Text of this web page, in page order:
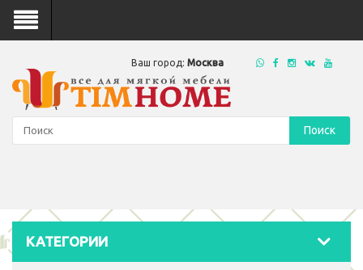
Ваш город: Москва
Поиск
КАТЕГОРИИ